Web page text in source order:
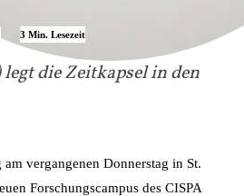
die Zeitkapsel in den
3 Min. Lesezeit
vergangenen Donnerstag in St.
Forschungscampus des CISPA